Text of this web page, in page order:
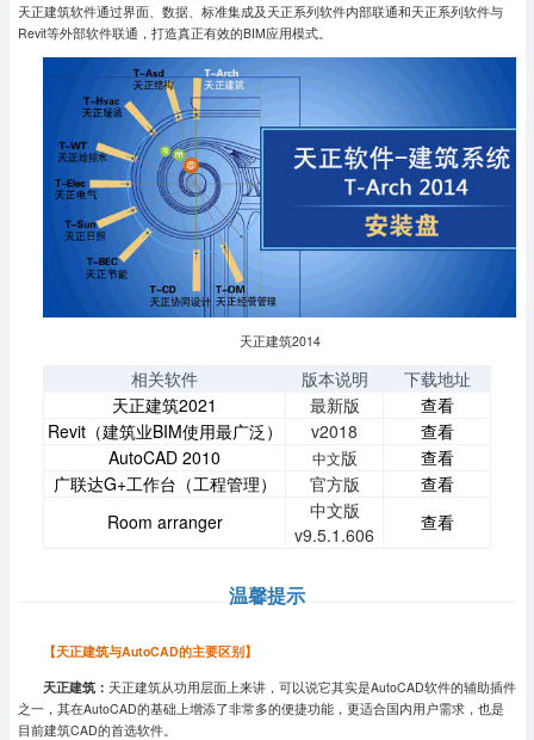
天正建筑软件通过界面、数据、标准集成及天正系列软件内部联通和天正系列软件与
Revit等外部软件联通，打造真正有效的BIM应用模式。
天正建筑2014
相关软件 版本说明
下载地址
天正建筑2021
最新版
查看
Revit（建筑业BIM使用最广泛）
v2018
查看
AutoCAD 2010
中文版
查看
广联达G+工作台（工程管理）
官方版
查看
Room arranger
中文版
v9.5.1.606
查看
温馨提示
【天正建筑与AutoCAD的主要区别】
天正建筑： 天正建筑从功用层面上来讲，可以说它其实是AutoCAD软件的辅助插件
之一，其在AutoCAD的基础上增添了非常多的便捷功能，更适合国内用户需求，也是
目前建筑CAD的首选软件。